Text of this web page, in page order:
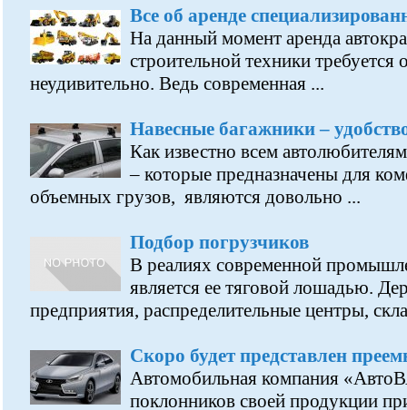
Все об аренде
На данный момент аренда
строительной техники требуется
неудивительно. Ведь современная ...
Навесные багажники –
Как известно всем
– которые предназначены для
объемных грузов, являются довольно ...
Подбор погрузчиков
В реалиях современной
является ее тяговой лошадью.
предприятия, распределительные центры,
Скоро будет представлен
Автомобильная компания
поклонников своей продукции